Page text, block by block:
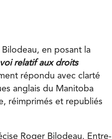
en posant la
relatif aux droits
répondu avec clarté
anglais du Manitoba
réimprimés et republiés
Roger Bilodeau. Entre-